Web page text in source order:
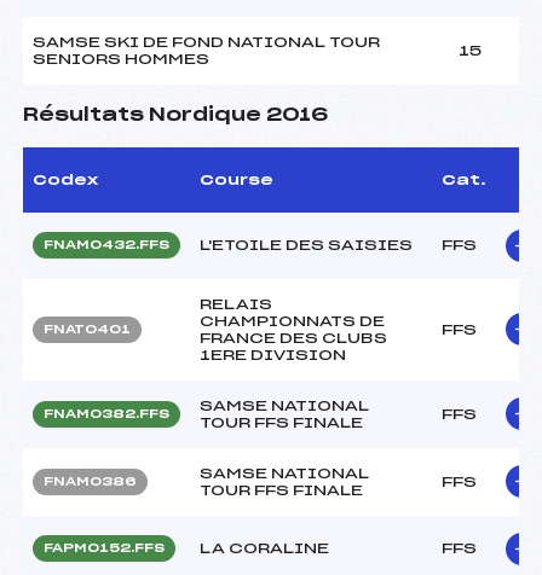
SAMSE SKI DE FOND NATIONAL TOUR
SENIORS HOMMES
15
Résultats Nordique 2016
Codex Course Cat.
FNAM0432.FFS L'ETOILE DES SAISIES FFS
FNAT0401
RELAIS
CHAMPIONNATS DE
FRANCE DES CLUBS
1ERE DIVISION
FFS
FNAM0382.FFS
SAMSE NATIONAL
TOUR FFS FINALE
FFS
FNAM0386
SAMSE NATIONAL
TOUR FFS FINALE
FFS
FAPM0152.FFS LA CORALINE FFS